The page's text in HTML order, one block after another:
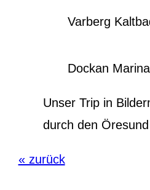
Varberg
Dockan
Unser Trip in
durch den
« zurück